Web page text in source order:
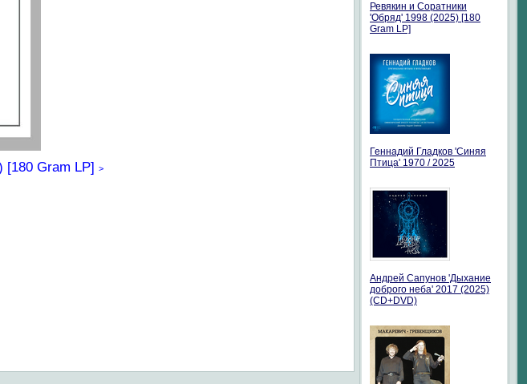
[180 Gram LP] >
Ревякин и Соратники
'Обряд' 1998 (2025) [180
Gram LP]
Геннадий Гладков 'Синяя
Птица' 1970 / 2025
Андрей Сапунов 'Дыхание
доброго неба' 2017 (2025)
(CD+DVD)